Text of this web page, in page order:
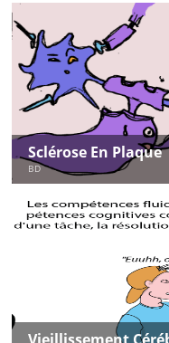
Sclérose En Plaque
BD